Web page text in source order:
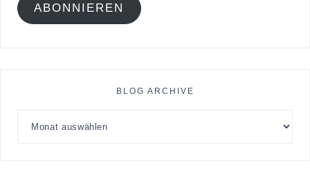
ABONNIEREN
BLOG ARCHIVE